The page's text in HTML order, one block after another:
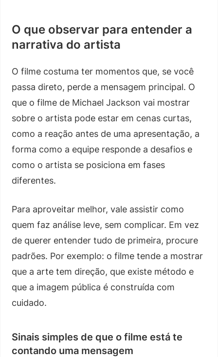
O que observar para entender a
narrativa do artista
O filme costuma ter momentos que, se você
passa direto, perde a mensagem principal. O
que o filme de Michael Jackson vai mostrar
sobre o artista pode estar em cenas curtas,
como a reação antes de uma apresentação, a
forma como a equipe responde a desafios e
como o artista se posiciona em fases
diferentes.
Para aproveitar melhor, vale assistir como
quem faz análise leve, sem complicar. Em vez
de querer entender tudo de primeira, procure
padrões. Por exemplo: o filme tende a mostrar
que a arte tem direção, que existe método e
que a imagem pública é construída com
cuidado.
Sinais simples de que o filme está te
contando uma mensagem